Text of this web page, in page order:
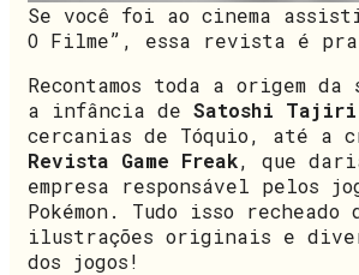
Se você foi ao cinema
O Filme”, essa revista é pra
Recontamos toda a origem
a infância de Satoshi Tajiri
cercanias de Tóquio, até a
Revista Game Freak, que
empresa responsável pelos
Pokémon. Tudo isso recheado
ilustrações originais e
dos jogos!